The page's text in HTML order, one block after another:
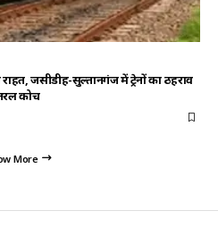
जसीडीह-सुल्तानगंज में ट्रेनों का ठहराव
कोच
More